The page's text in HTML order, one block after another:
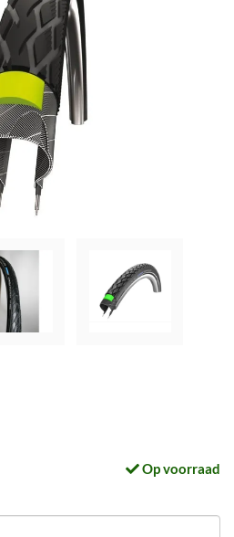
Op voorraad